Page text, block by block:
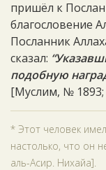
пришёл к
благословение
Посланник
сказал:
подобную
[Муслим, №
* Этот человек
настолько, что он
аль-Асир. Нихайа].